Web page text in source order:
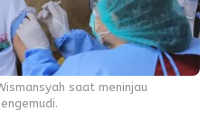
saat meninjau